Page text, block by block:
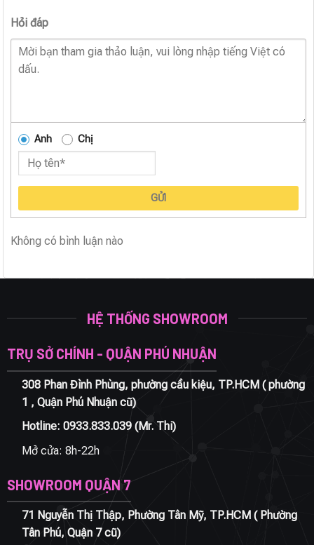
Hỏi đáp
Anh Chị
GỬI
Không có bình luận nào
HỆ THỐNG SHOWROOM
TRỤ SỞ CHÍNH - QUẬN PHÚ NHUẬN
308 Phan Đình Phùng, phường cầu kiệu, TP.HCM ( phường
1 , Quận Phú Nhuận cũ)
Hotline: 0933.833.039(Mr. Thi)
Mở cửa: 8h-22h
SHOWROOM QUẬN 7
71 Nguyễn Thị Thập, Phường Tân Mỹ, TP.HCM ( Phường
Tân Phú, Quận 7 cũ)